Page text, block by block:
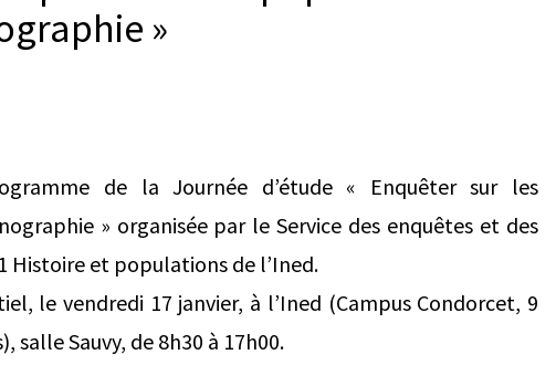
»
de la Journée d’étude « Enquêter sur les
» organisée par le Service des enquêtes et des
Histoire et populations de l’Ined.
le vendredi 17 janvier, à l’Ined (Campus Condorcet, 9
salle Sauvy, de 8h30 à 17h00.